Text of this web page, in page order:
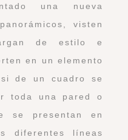
una nueva
visten
de estilo e
en un elemento
de un cuadro se
toda una pared o
se presentan en
diferentes líneas